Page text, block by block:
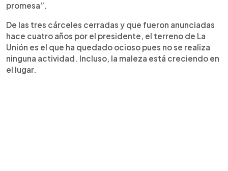
promesa”.
De las tres cárceles cerradas y que fueron anunciadas
hace cuatro años por el presidente, el terreno de La
Unión es el que ha quedado ocioso pues no se realiza
ninguna actividad. Incluso, la maleza está creciendo en
el lugar.